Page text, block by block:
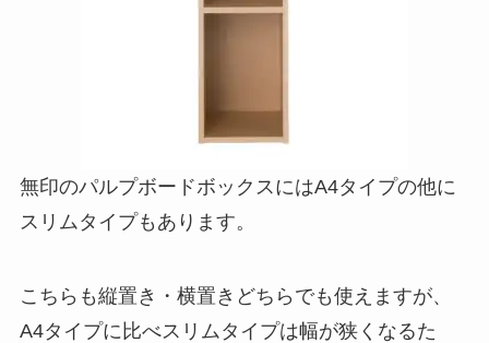
無印のパルプボードボックスにはA4タイプの他に
スリムタイプもあります。
こちらも縦置き・横置きどちらでも使えますが、
A4タイプに比べスリムタイプは幅が狭くなるた